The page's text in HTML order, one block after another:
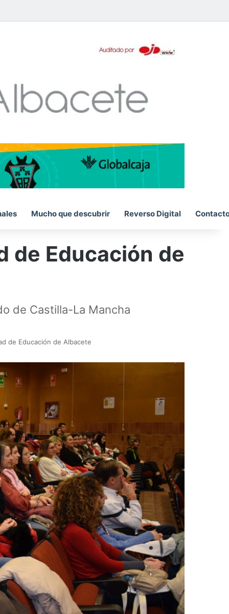
Mucho que descubrir Reverso Digital
de Educación de
de Castilla-La Mancha
de Educación de Albacete